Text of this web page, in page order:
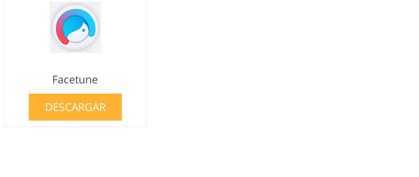
Facetune
DESCARGAR